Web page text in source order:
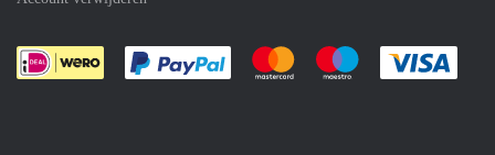
Je rekent gemakkelijk af met Paypal
Je rekent gemakkelijk af met
Je rekent